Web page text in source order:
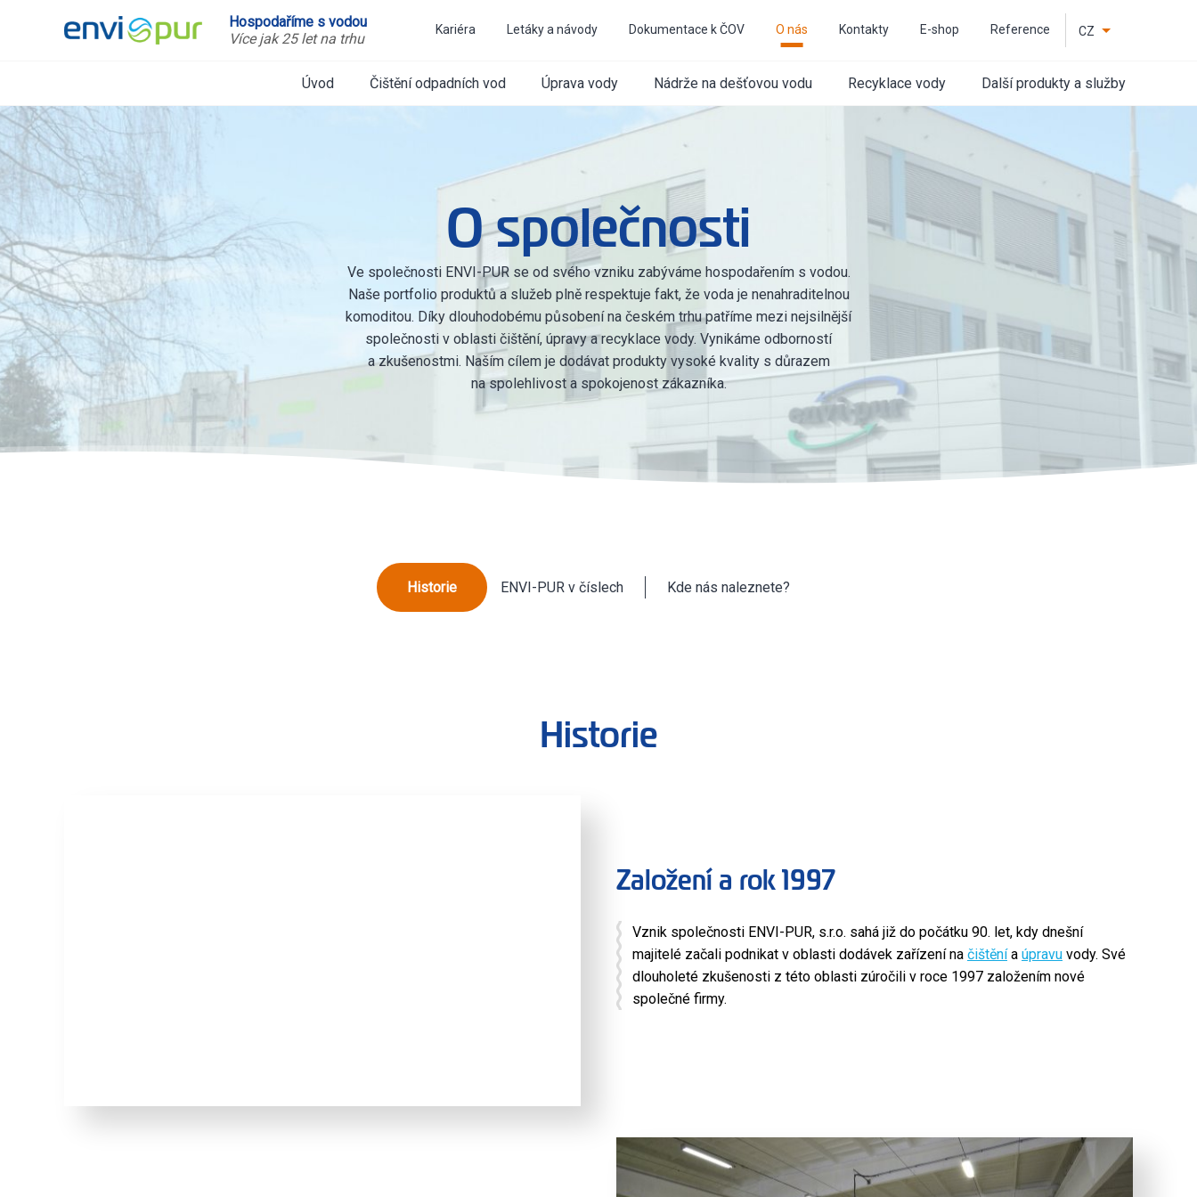
Hospodaříme s vodou
Více jak 25 let na trhu
Kariéra Letáky a návody Dokumentace k ČOV O nás Kontakty E-shop Reference CZ
Úvod Čištění odpadních vod Úprava vody Nádrže na dešťovou vodu Recyklace vody Další produkty a služby
O společnosti
Ve společnosti ENVI-PUR se od svého vzniku zabýváme hospodařením s vodou.
Naše portfolio produktů a služeb plně respektuje fakt, že voda je nenahraditelnou
komoditou. Díky dlouhodobému působení na českém trhu patříme mezi nejsilnější
společnosti v oblasti čištění, úpravy a recyklace vody. Vynikáme odborností
a zkušenostmi. Naším cílem je dodávat produkty vysoké kvality s důrazem
na spolehlivost a spokojenost zákazníka.
Historie ENVI-PUR v číslech Kde nás naleznete?
Historie
Založení a rok 1997
Vznik společnosti ENVI-PUR, s.r.o. sahá již do počátku 90. let, kdy dnešní
majitelé začali podnikat v oblasti dodávek zařízení na čištěnía úpravu vody. Své
dlouholeté zkušenosti z této oblasti zúročili v roce 1997 založením nové
společné firmy.